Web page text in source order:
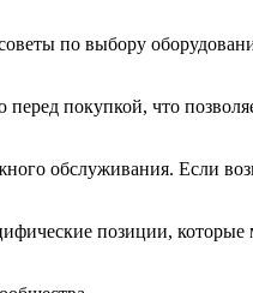
по выбору
покупкой, что
обслуживания. Если
позиции, которые